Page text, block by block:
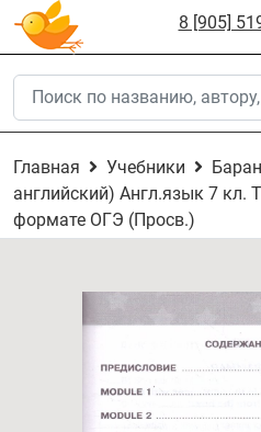
8 [905]
Главная Учебники
английский) Англ.язык 7 кл.
формате ОГЭ (Просв.)